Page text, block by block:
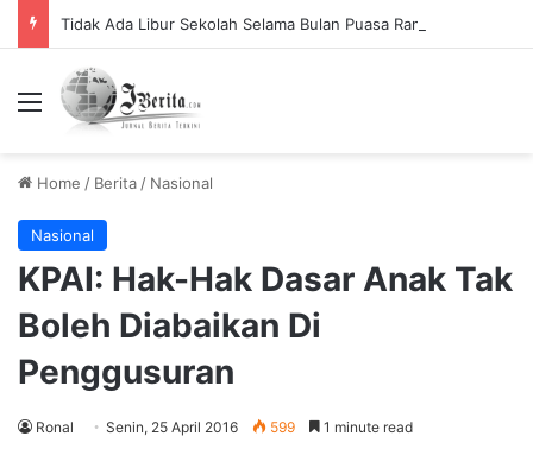
Menu
Home / Berita / Nasional
Nasional
KPAI: Hak-Hak Dasar Anak Tak
Boleh Diabaikan Di
Penggusuran
Ronal Senin, 25 April 2016 599 1 minute read